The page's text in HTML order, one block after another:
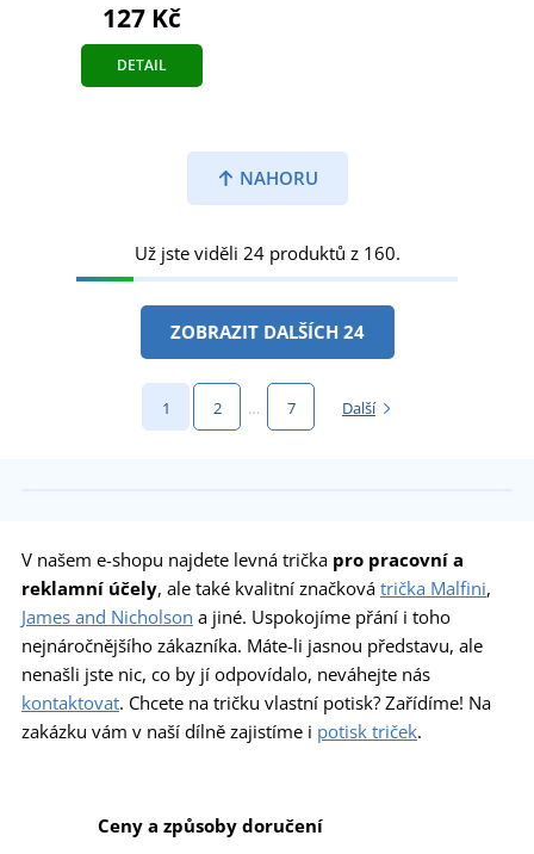
127 Kč
DETAIL
NAHORU
Už jste viděli 24 produktů z 160.
ZOBRAZIT DALŠÍCH 24
1 2 … 7 Další
V našem e-shopu najdete levná trička pro pracovní a
reklamní účely, ale také kvalitní značková trička Malfini,
James and Nicholson a jiné. Uspokojíme přání i toho
nejnáročnějšího zákazníka. Máte-li jasnou představu, ale
nenašli jste nic, co by jí odpovídalo, neváhejte nás
kontaktovat. Chcete na tričku vlastní potisk? Zařídíme! Na
zakázku vám v naší dílně zajistíme i potisk triček.
Ceny a způsoby doručení